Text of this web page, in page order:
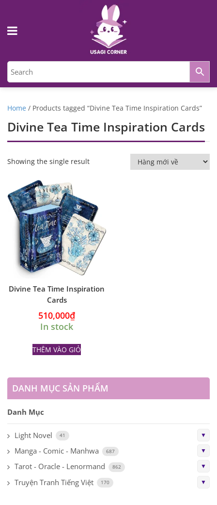
Home / Products tagged “Divine Tea Time Inspiration Cards”
Divine Tea Time Inspiration Cards
Showing the single result
Divine Tea Time Inspiration
Cards
510,000₫
In stock
THÊM VÀO GIỎ
DANH MỤC SẢN PHẨM
Danh Mục
▼
Light Novel 41
▼
Manga - Comic - Manhwa 687
▼
Tarot - Oracle - Lenormand 862
▼
Truyện Tranh Tiếng Việt 170